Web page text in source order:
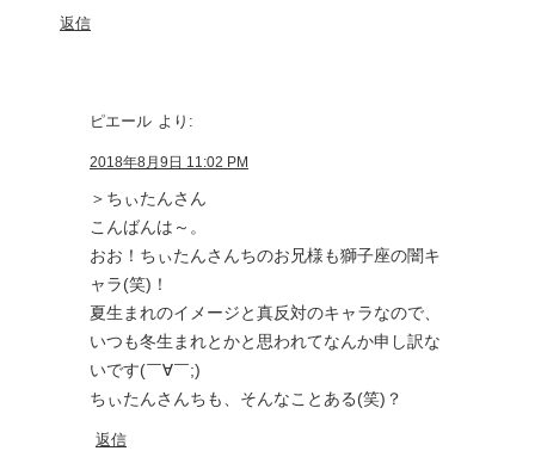
返信
ピエール より:
2018年8月9日 11:02 PM
＞ちぃたんさん
こんばんは～。
おお！ちぃたんさんちのお兄様も獅子座の闇キ
ャラ(笑)！
夏生まれのイメージと真反対のキャラなので、
いつも冬生まれとかと思われてなんか申し訳な
いです(￣∀￣;)
ちぃたんさんちも、そんなことある(笑)？
返信